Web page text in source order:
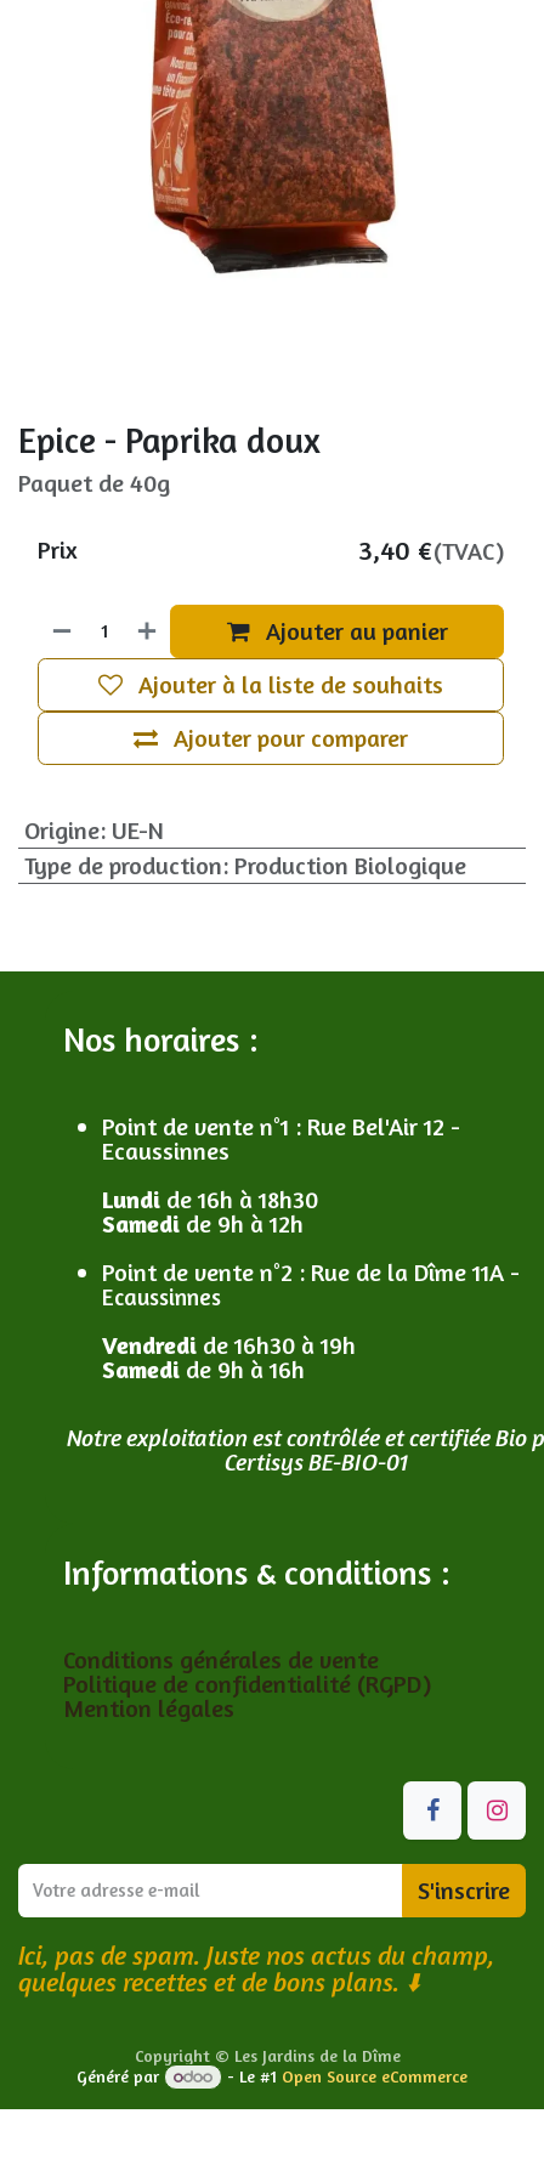
Epice - Paprika doux
Paquet de 40g
Ajouter au panier
Ajouter pour comparer
Ajouter à la liste de souhaits
Prix 3,40 €(TVAC)
Origine: UE-N
Type de production: Production Biologique
Nos horaires :
Point de vente n°1 : Rue Bel'Air 12 -
Ecaussinnes
Lundi de 16h à 18h30
Samedi de 9h à 12h
Point de vente n°2 : Rue de la Dîme 11A -
Ecaussinnes
Vendredi de 16h30 à 19h
Samedi de 9h à 16h
Notre exploitation est contrôlée et certifiée Bio
Certisys BE-BIO-01
Informations & conditions :
Conditions générales de vente
Politique de confidentialité (RGPD)
Mention légales
S'inscrire
Ici, pas de spam. Juste nos actus du champ,
quelques recettes et de bons plans. ⬇️
Copyright © Les Jardins de la Dîme
Généré par
- Le #1 Open Source eCommerce